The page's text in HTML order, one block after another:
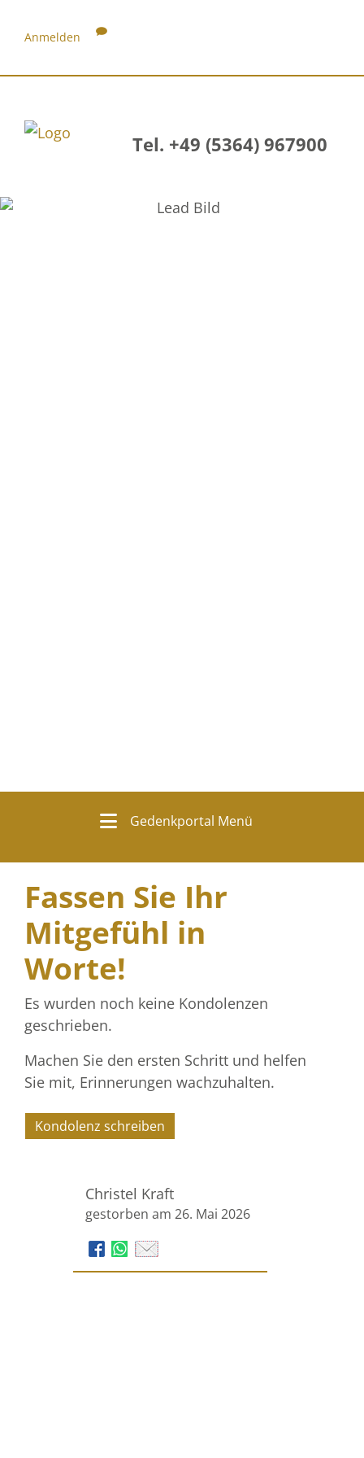
Anmelden
Tel. +49 (5364) 967900
Gedenkportal Menü
Fassen Sie Ihr
Mitgefühl in
Worte!
Es wurden noch keine Kondolenzen
geschrieben.
Machen Sie den ersten Schritt und helfen
Sie mit, Erinnerungen wachzuhalten.
Kondolenz schreiben
Christel Kraft
gestorben am 26. Mai 2026